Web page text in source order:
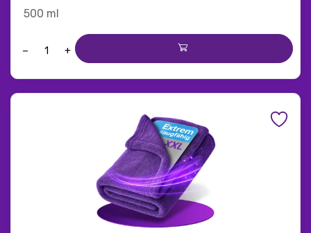
500 ml
− +